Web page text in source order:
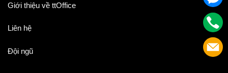
Giới thiệu về ttOffice
Liên hệ
Đội ngũ